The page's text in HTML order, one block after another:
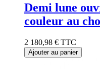
Demi lune
couleur au
2 180,98 € TTC
Ajouter au panier